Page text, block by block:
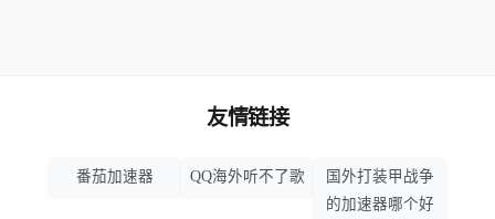
友情链接
番茄加速器 QQ海外听不了歌
国外打装甲战争
的加速器哪个好